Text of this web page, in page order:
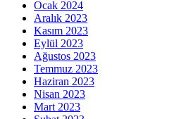
Ocak 2024
Aralık 2023
Kasım 2023
Eylül 2023
Ağustos 2023
Temmuz 2023
Haziran 2023
Nisan 2023
Mart 2023